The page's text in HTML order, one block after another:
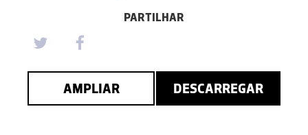
PARTILHAR
AMPLIAR DESCARREGAR